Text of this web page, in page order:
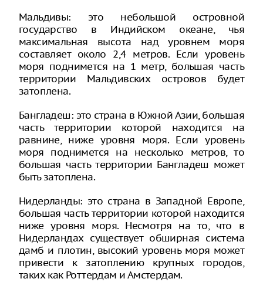
Мальдивы: это небольшой островной
государство в Индийском океане, чья
максимальная высота над уровнем моря
составляет около 2,4 метров. Если уровень
моря поднимется на 1 метр, большая часть
территории Мальдивских островов будет
затоплена.
Бангладеш: это страна в Южной Азии, большая
часть территории которой находится на
равнине, ниже уровня моря. Если уровень
моря поднимется на несколько метров, то
большая часть территории Бангладеш может
быть затоплена.
Нидерланды: это страна в Западной Европе,
большая часть территории которой находится
ниже уровня моря. Несмотря на то, что в
Нидерландах существует обширная система
дамб и плотин, высокий уровень моря может
привести к затоплению крупных городов,
таких как Роттердам и Амстердам.